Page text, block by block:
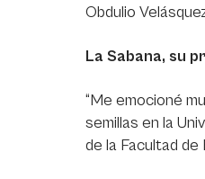
Obdulio
La Sabana, su
“Me emocioné
semillas en la
de la Facultad de